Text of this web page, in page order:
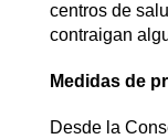
centros de
contraigan
Medidas de
Desde la